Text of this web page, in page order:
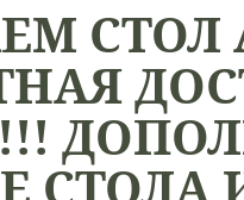
СТОЛ
!!!